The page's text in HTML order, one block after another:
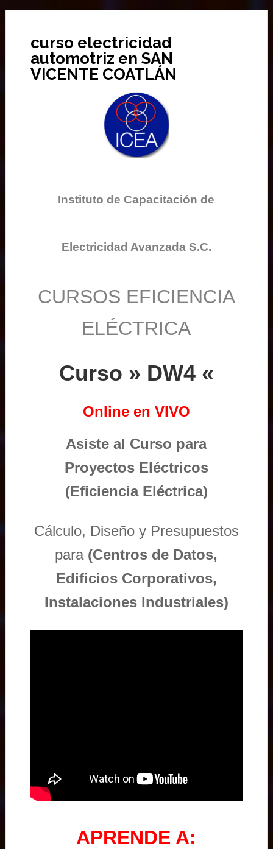
curso electricidad
automotriz en SAN
VICENTE COATLÁN
Instituto de Capacitación de
Electricidad Avanzada S.C.
CURSOS EFICIENCIA
ELÉCTRICA
Curso » DW4 «
Online en VIVO
Asiste al Curso para
Proyectos Eléctricos
(Eficiencia Eléctrica)
Cálculo, Diseño y Presupuestos
para (Centros de Datos,
Edificios Corporativos,
Instalaciones Industriales)
APRENDE A: